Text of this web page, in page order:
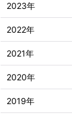
2023年
2022年
2021年
2020年
2019年